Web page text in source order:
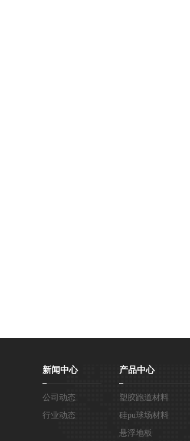
新闻中心
公司动态
行业动态
产品中心
塑胶跑道材料
硅pu球场材料
悬浮地板